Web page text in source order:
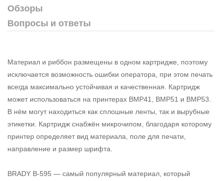
Обзоры
Вопросы и ответы
Материал и риббон размещены в одном картридже, поэтому
исключается возможность ошибки оператора, при этом печать
всегда максимально устойчивая и качественная. Картридж
может использоваться на принтерах BMP41, BMP51 и BMP53.
В нём могут находиться как сплошные ленты, так и вырубные
этикетки. Картридж снабжён микрочипом, благодаря которому
принтер определяет вид материала, поле для печати,
направление и размер шрифта.
BRADY B-595 — самый популярный материал, который